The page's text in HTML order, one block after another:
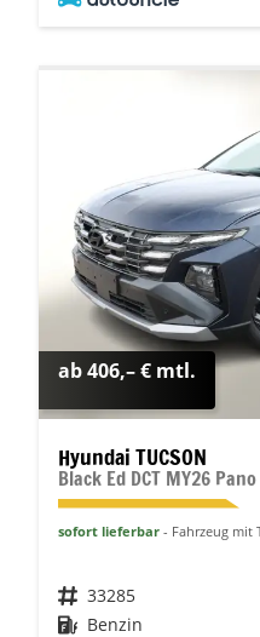
ab 406,– € mtl.
Hyundai TUCSON
Black Ed DCT MY26
sofort lieferbar Fahrzeug mit
Fahrzeugnr. 33285
Kraftstoff Benzin